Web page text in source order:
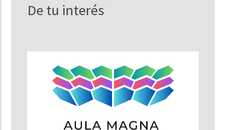
De tu interés